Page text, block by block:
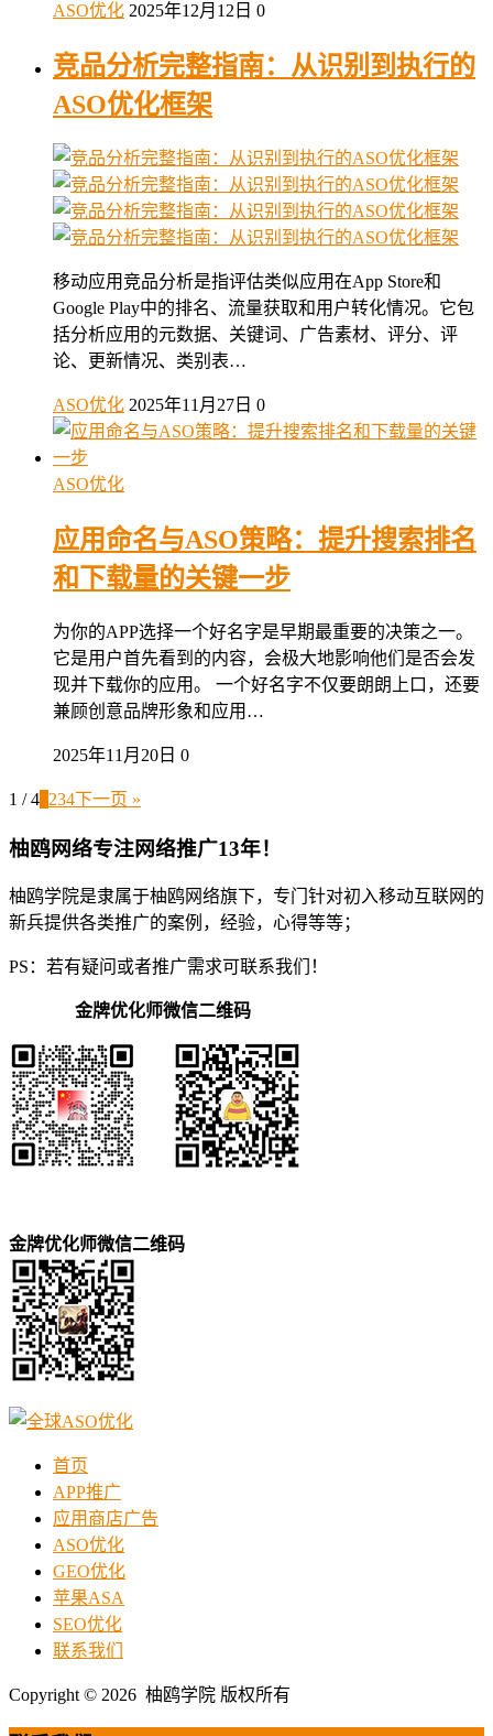
ASO优化 2025年12月12日 0
竞品分析完整指南：从识别到执行的
ASO优化框架
移动应用竞品分析是指评估类似应用在App Store和
Google Play中的排名、流量获取和用户转化情况。它包
括分析应用的元数据、关键词、广告素材、评分、评
论、更新情况、类别表…
ASO优化 2025年11月27日 0
ASO优化
应用命名与ASO策略：提升搜索排名
和下载量的关键一步
为你的APP选择一个好名字是早期最重要的决策之一。
它是用户首先看到的内容，会极大地影响他们是否会发
现并下载你的应用。 一个好名字不仅要朗朗上口，还要
兼顾创意品牌形象和应用…
2025年11月20日 0
1 / 4 234下一页 »
柚鸥网络专注网络推广13年！
柚鸥学院是隶属于柚鸥网络旗下，专门针对初入移动互联网的
新兵提供各类推广的案例，经验，心得等等；
PS：若有疑问或者推广需求可联系我们！
金牌优化师微信二维码
金牌优化师微信二维码
首页
APP推广
应用商店广告
ASO优化
GEO优化
苹果ASA
SEO优化
联系我们
Copyright © 2026 柚鸥学院 版权所有